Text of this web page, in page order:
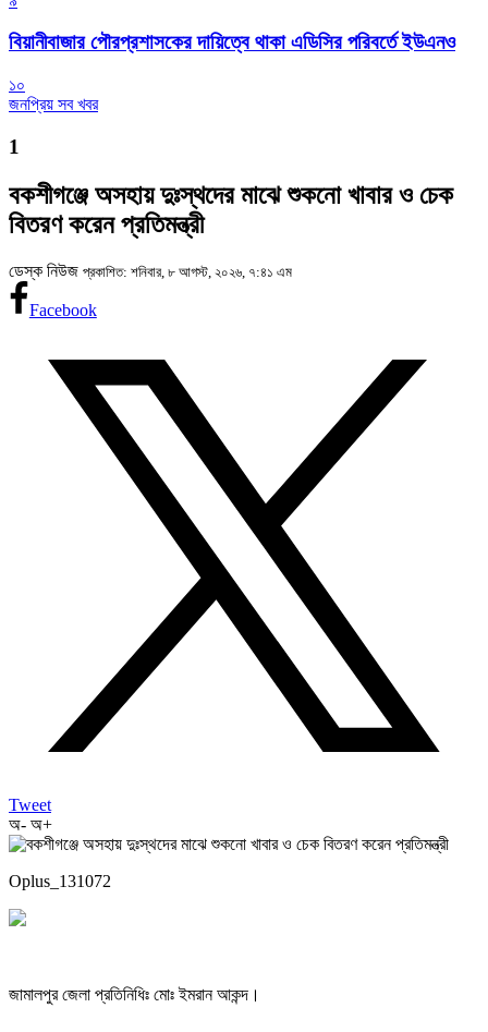
বিয়ানীবাজার পৌরপ্রশাসকের দায়িত্বে থাকা এডিসির পরিবর্তে ইউএনও
১০
জনপ্রিয় সব খবর
1
বকশীগঞ্জে অসহায় দুঃস্থদের মাঝে শুকনো খাবার ও চেক
বিতরণ করেন প্রতিমন্ত্রী
ডেস্ক নিউজ প্রকাশিত: শনিবার, ৮ আগস্ট, ২০২৬, ৭:৪১ এম
Facebook
Tweet
অ- অ+
Oplus_131072
জামালপুর জেলা প্রতিনিধিঃ মোঃ ইমরান আকন্দ।